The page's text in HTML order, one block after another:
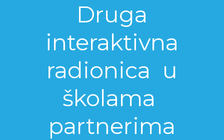
Druga
interaktivna
radionica u
školama
partnerima